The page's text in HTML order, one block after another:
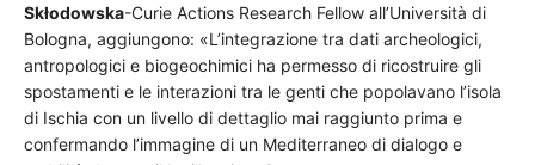
Skłodowska-Curie Actions Research Fellow all’Università di
Bologna, aggiungono: «L’integrazione tra dati archeologici,
antropologici e biogeochimici ha permesso di ricostruire gli
spostamenti e le interazioni tra le genti che popolavano l’isola
di Ischia con un livello di dettaglio mai raggiunto prima e
confermando l’immagine di un Mediterraneo di dialogo e